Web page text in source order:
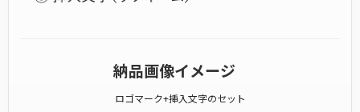
納品画像イメージ
ロゴマーク+挿入文字のセット